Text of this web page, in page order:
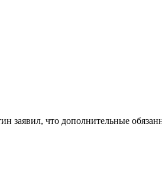
что дополнительные